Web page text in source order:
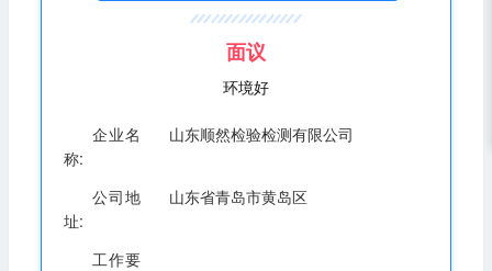
面议
环境好
企业名
称:
山东顺然检验检测有限公司
公司地
址:
山东省青岛市黄岛区
工作要